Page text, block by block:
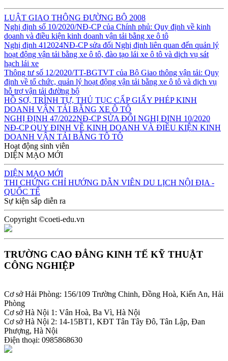
LUẬT GIAO THÔNG ĐƯỜNG BỘ 2008
Nghị định số 10/2020/NĐ-CP của Chính phủ: Quy định về kinh
doanh và điều kiện kinh doanh vận tải bằng xe ô tô
Nghị định 412024NĐ-CP sửa đổi Nghị định liên quan đến quản lý
hoạt động vận tải bằng xe ô tô, đào tạo lái xe ô tô và dịch vụ sát
hạch lái xe
Thông tư số 12/2020/TT-BGTVT của Bộ Giao thông vận tải: Quy
định về tổ chức, quản lý hoạt động vận tải bằng xe ô tô và dịch vụ
hỗ trợ vận tải đường bộ
HỒ SƠ, TRÌNH TỰ, THỦ TỤC CẤP GIẤY PHÉP KINH
DOANH VẬN TẢI BẰNG XE Ô TÔ
NGHỊ ĐỊNH 47/2022NĐ-CP SỬA ĐỔI NGHỊ ĐỊNH 10/2020
NĐ-CP QUY ĐỊNH VỀ KINH DOANH VÀ ĐIỀU KIỆN KINH
DOANH VẬN TẢI BẰNG TÔ TÔ
Hoạt động sinh viên
DIỆN MẠO MỚI
DIỆN MẠO MỚI
THI CHỨNG CHỈ HƯỚNG DẪN VIÊN DU LỊCH NỘI ĐỊA -
QUỐC TẾ
Sự kiện sắp diễn ra
Copyright ©coeti-edu.vn
TRƯỜNG CAO ĐẲNG KINH TẾ KỸ THUẬT
CÔNG NGHIỆP
Cơ sở Hải Phòng: 156/109 Trường Chinh, Đồng Hoà, Kiến An, Hải
Phòng
Cơ sở Hà Nội 1: Vân Hoà, Ba Vì, Hà Nội
Cơ sở Hà Nội 2: 14-15BT1, KĐT Tân Tây Đô, Tân Lập, Đan
Phượng, Hà Nội
Điện thoại: 0985868630